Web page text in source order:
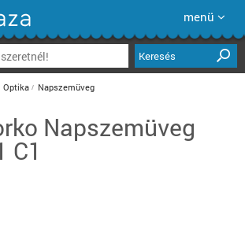
menü
Keresés
Optika Napszemüveg
Napszemüveg
C1